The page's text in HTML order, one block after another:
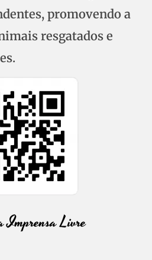
promovendo a
resgatados e